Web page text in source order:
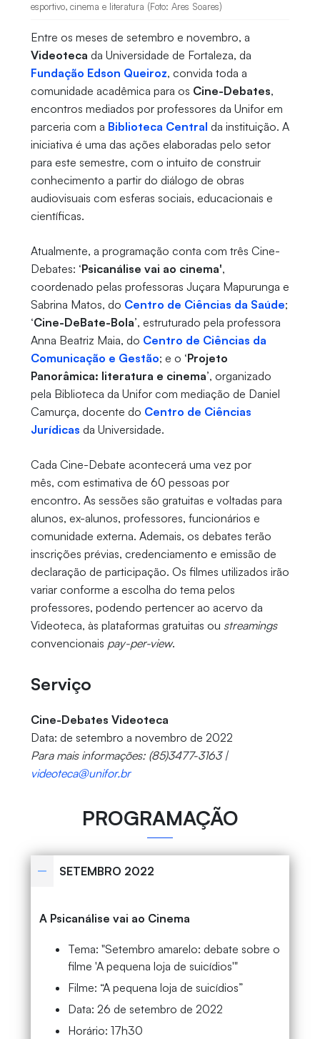
esportivo, cinema e literatura (Foto: Ares Soares)
Entre os meses de setembro e novembro, a
Videoteca da Universidade de Fortaleza, da
Fundação Edson Queiroz, convida toda a
comunidade acadêmica para os Cine-Debates,
encontros mediados por professores da Unifor em
parceria com a Biblioteca Central da instituição. A
iniciativa é uma das ações elaboradas pelo setor
para este semestre, com o intuito de construir
conhecimento a partir do diálogo de obras
audiovisuais com esferas sociais, educacionais e
científicas.
Atualmente, a programação conta com três Cine-
Debates: ‘Psicanálise vai ao cinema',
coordenado pelas professoras Juçara Mapurunga e
Sabrina Matos, do Centro de Ciências da Saúde;
‘Cine-DeBate-Bola’, estruturado pela professora
Anna Beatriz Maia, do Centro de Ciências da
Comunicação e Gestão; e o ‘Projeto
Panorâmica: literatura e cinema’, organizado
pela Biblioteca da Unifor com mediação de Daniel
Camurça, docente do Centro de Ciências
Jurídicas da Universidade.
Cada Cine-Debate acontecerá uma vez por
mês, com estimativa de 60 pessoas por
encontro. As sessões são gratuitas e voltadas para
alunos, ex-alunos, professores, funcionários e
comunidade externa. Ademais, os debates terão
inscrições prévias, credenciamento e emissão de
declaração de participação. Os filmes utilizados irão
variar conforme a escolha do tema pelos
professores, podendo pertencer ao acervo da
Videoteca, às plataformas gratuitas ou streamings
convencionais pay-per-view.
Serviço
Cine-Debates Videoteca
Data: de setembro a novembro de 2022
Para mais informações: (85)3477-3163 |
videoteca@unifor.br
PROGRAMAÇÃO
SETEMBRO 2022
A Psicanálise vai ao Cinema
Tema: "Setembro amarelo: debate sobre o
filme 'A pequena loja de suicídios'"
Filme: “A pequena loja de suicídios”
Data: 26 de setembro de 2022
Horário: 17h30